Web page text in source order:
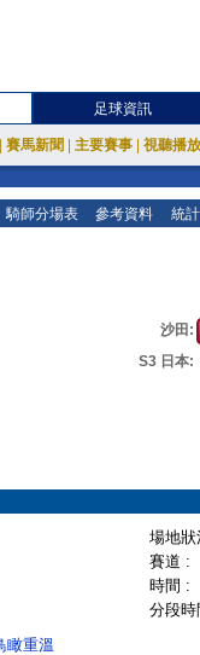
足球資訊
賽馬新聞 主要賽事 視聽播
騎師分場表 參考資料 統
沙田:
S3 日本:
場地
賽道 :
時間 :
分段
瞰重溫